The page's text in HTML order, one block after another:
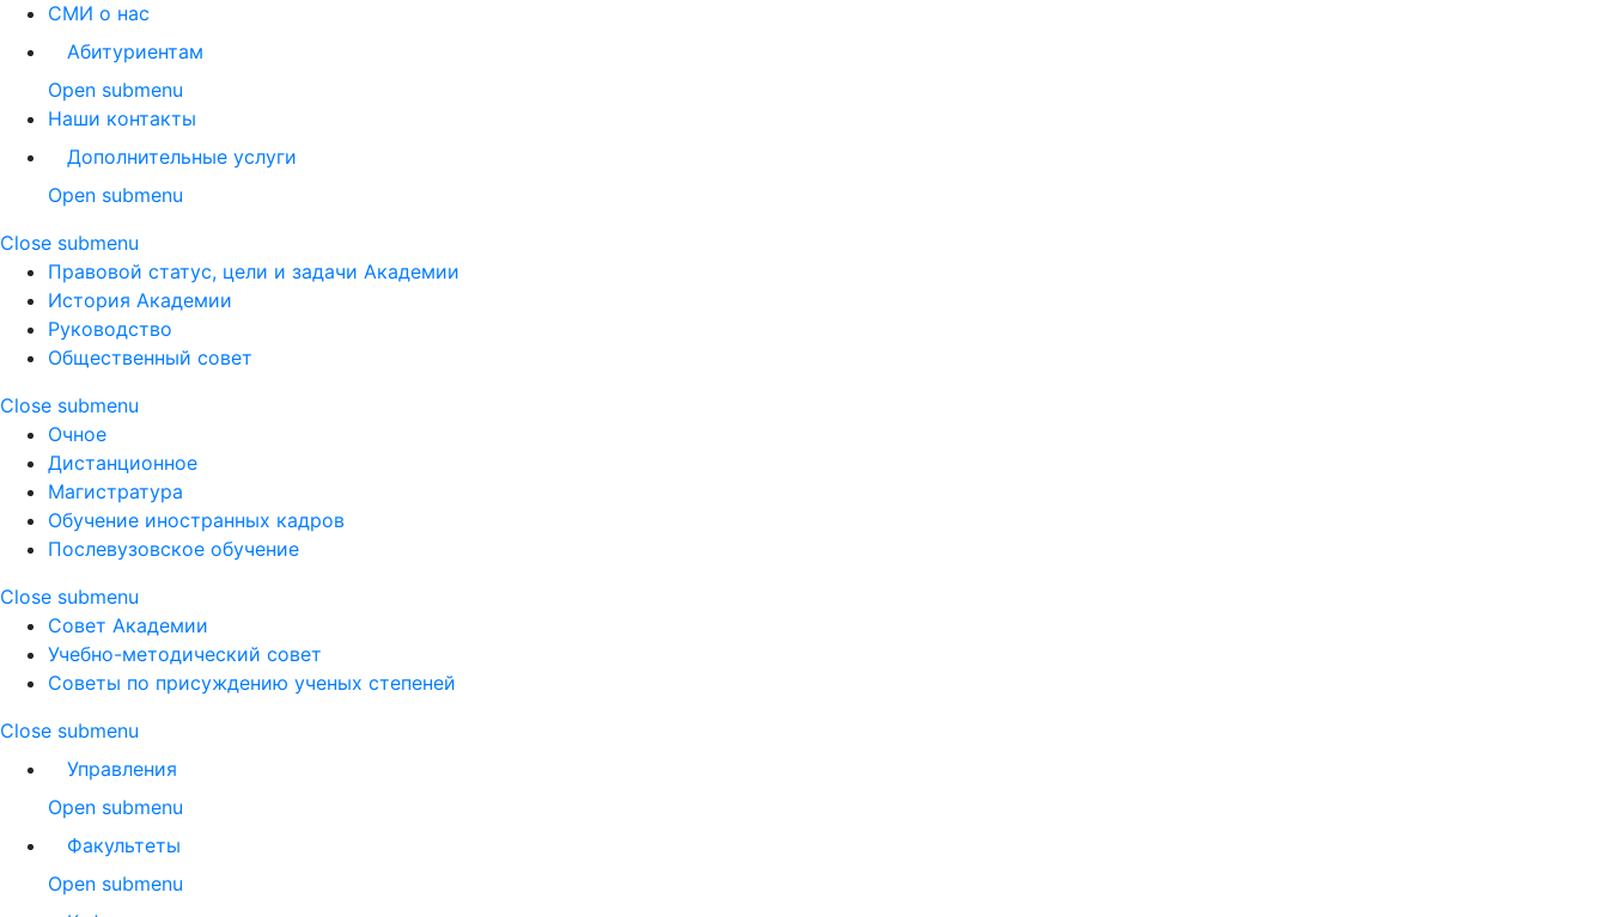
СМИ о нас
Абитуриентам
Open submenu
Наши контакты
Дополнительные услуги
Open submenu
Close submenu
Правовой статус, цели и задачи Академии
История Академии
Руководство
Общественный совет
Close submenu
Очное
Дистанционное
Магистратура
Обучение иностранных кадров
Послевузовское обучение
Close submenu
Совет Академии
Учебно-методический совет
Советы по присуждению ученых степеней
Close submenu
Управления
Open submenu
Факультеты
Open submenu